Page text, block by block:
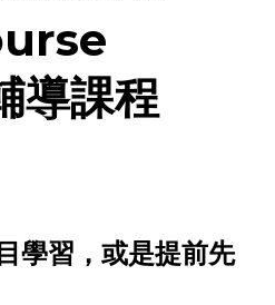
導課程
學習，或是提前先